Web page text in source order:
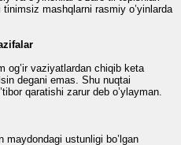
mashqlarni rasmiy o’yinlarda
og’ir vaziyatlardan chiqib keta
degani emas. Shu nuqtai
qaratishi zarur deb o’ylayman.
maydondagi ustunligi bo’lgan